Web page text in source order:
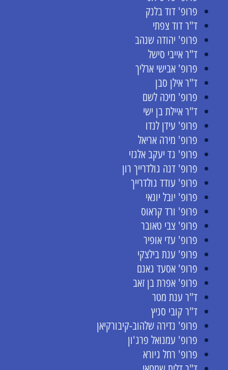
פרופ' דוד בלנק
ד"ר דוד צפתי
פרופ' יהודה שנהב
ד"ר אייבי סישל
פרופ' אבישי ארליך
ד"ר אילן סבן
פרופ' מיכה לשם
ד"ר איילת בן ישי
פרופ' עידן לנדו
פרופ' מירה אריאל
פרופ' גד יעקב אלגזי
פרופ' דנה גולדרייך רון
פרופ' עודד גולדרייך
פרופ' יובל יונאי
פרופ' ורד קראוס
פרופ' צבי טאובר
פרופ' עדי אופיר
פרופ' ענת בילצקי
פרופ' אסעד גאנם
פרופ' אפרת בן זאב
ד"ר ענת מטר
ד"ר קובי סניץ
פרופ' נדירה שלהוב-קיבורקיאן
פרופ' עמנואל פרג'ון
פרופ' רחל גיורא